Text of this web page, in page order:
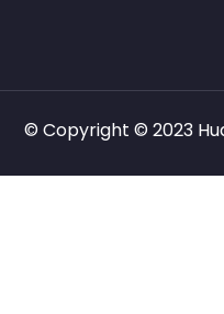
© Copyright © 2023